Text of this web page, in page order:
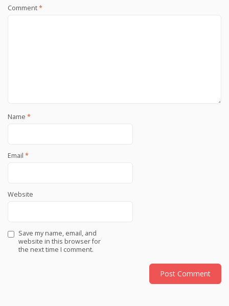
Comment*
Name *
Email *
Website
Save my name, email, and
website in this browser for
the next time I comment.